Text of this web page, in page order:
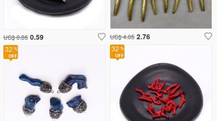
US$ 4.05 2.76
32
US$ 0.86 0.59
32